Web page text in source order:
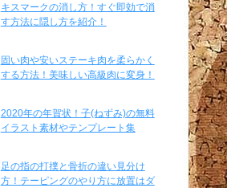
キスマークの消し方！すぐ即効で消
す方法に隠し方を紹介！
固い肉や安いステーキ肉を柔らかく
する方法！美味しい高級肉に変身！
2020年の年賀状！子(ねずみ)の無料
イラスト素材やテンプレート集
足の指の打撲と骨折の違い見分け
方！テーピングのやり方に放置はダ